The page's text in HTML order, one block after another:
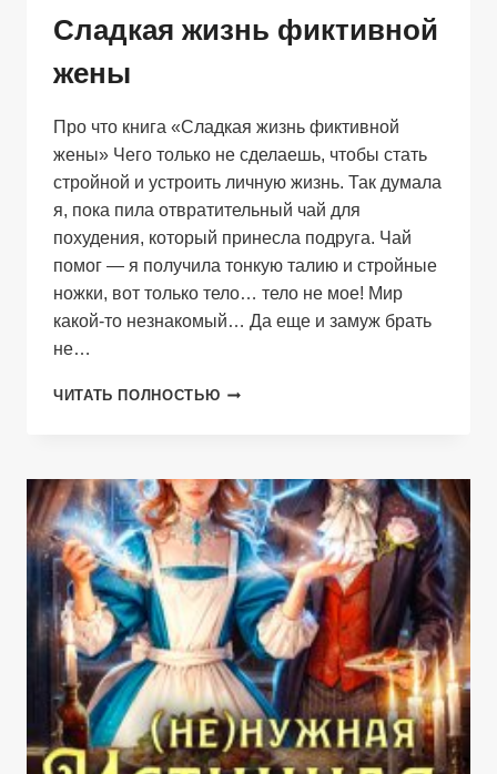
Сладкая жизнь фиктивной
жены
Про что книга «Сладкая жизнь фиктивной
жены» Чего только не сделаешь, чтобы стать
стройной и устроить личную жизнь. Так думала
я, пока пила отвратительный чай для
похудения, который принесла подруга. Чай
помог — я получила тонкую талию и стройные
ножки, вот только тело… тело не мое! Мир
какой-то незнакомый… Да еще и замуж брать
не…
ЧИТАТЬ ПОЛНОСТЬЮ СЛАДКАЯ